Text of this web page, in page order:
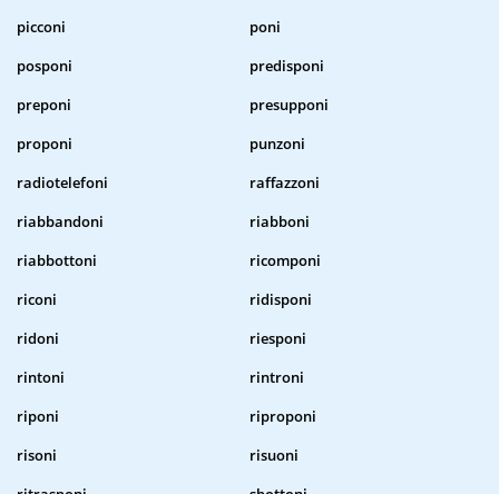
picconi
poni
posponi
predisponi
preponi
presupponi
proponi
punzoni
radiotelefoni
raffazzoni
riabbandoni
riabboni
riabbottoni
ricomponi
riconi
ridisponi
ridoni
riesponi
rintoni
rintroni
riponi
riproponi
risoni
risuoni